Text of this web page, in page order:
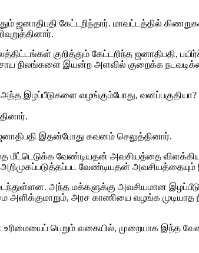
கேட்டறிந்தார். மாவட்டத்தில்
குறித்தும் கேட்டறிந்த ஜனாதிபதி,
விவசாய நிலங்களை இயன்ற அளவில் குறைக்க
அந்த இழப்பீடுகளை வழங்கும்போது,
இதன்போது கவனம் செலுத்தினார்.
மீட்டெடுக்க வேண்டியதன் அவசியத்தை
வேண்டியதன் அவசியத்தையும்
அந்த மக்களுக்கு அவசியமான இழப்பீடு
அளிக்குமாறும், அரச காணியை வழங்க
உரிமையைப் பெறும் வகையில், முறையாக இந்த